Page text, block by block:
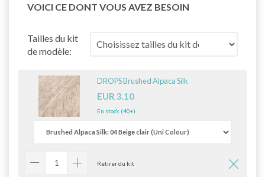
VOICI CE DONT VOUS AVEZ BESOIN
Tailles du kit
de modèle:
DROPS Brushed Alpaca Silk
EUR 3.10
En stock (40+)
Retirer du kit